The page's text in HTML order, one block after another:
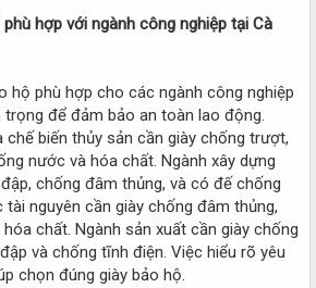
hợp với ngành công nghiệp tại Cà
hộ phù hợp cho các ngành công nghiệp
trọng để đảm bảo an toàn lao động.
chế biến thủy sản cần giày chống trượt,
nước và hóa chất. Ngành xây dựng
chống đâm thủng, và có đế chống
nguyên cần giày chống đâm thủng,
chất. Ngành sản xuất cần giày chống
và chống tĩnh điện. Việc hiểu rõ yêu
chọn đúng giày bảo hộ.